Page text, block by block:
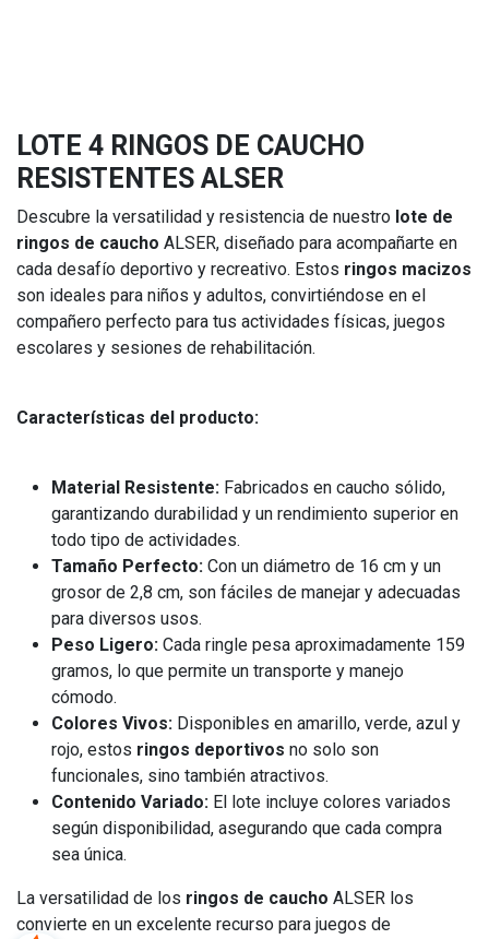
LOTE 4 RINGOS DE CAUCHO
RESISTENTES ALSER
Descubre la versatilidad y resistencia de nuestro lote de
ringos de caucho ALSER, diseñado para acompañarte en
cada desafío deportivo y recreativo. Estos ringos macizos
son ideales para niños y adultos, convirtiéndose en el
compañero perfecto para tus actividades físicas, juegos
escolares y sesiones de rehabilitación.
Características del producto:
Material Resistente: Fabricados en caucho sólido,
garantizando durabilidad y un rendimiento superior en
todo tipo de actividades.
Tamaño Perfecto: Con un diámetro de 16 cm y un
grosor de 2,8 cm, son fáciles de manejar y adecuadas
para diversos usos.
Peso Ligero: Cada ringle pesa aproximadamente 159
gramos, lo que permite un transporte y manejo
cómodo.
Colores Vivos: Disponibles en amarillo, verde, azul y
rojo, estos ringos deportivos no solo son
funcionales, sino también atractivos.
Contenido Variado: El lote incluye colores variados
según disponibilidad, asegurando que cada compra
sea única.
La versatilidad de los ringos de caucho ALSER los
convierte en un excelente recurso para juegos de